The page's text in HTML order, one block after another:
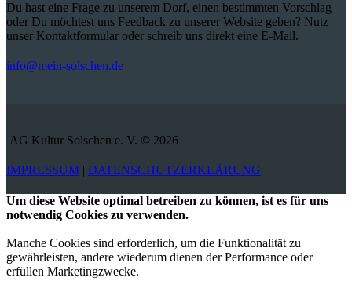
Du hast eine Frage zu unserem Dorf, einen bestimmten Vorschlag
oder Du möchtest uns Feedback zu unserer Website geben? Nutz
unser Kontaktformular oder schreib uns direkt eine E-Mail.
info@mein-solschen.de
AG Kultur Solschen e. V. © 2026
IMPRESSUM | DATENSCHUTZERKLÄRUNG
Um diese Website optimal betreiben zu können, ist es für uns
notwendig Cookies zu verwenden.
Manche Cookies sind erforderlich, um die Funktionalität zu
gewährleisten, andere wiederum dienen der Performance oder
erfüllen Marketingzwecke.